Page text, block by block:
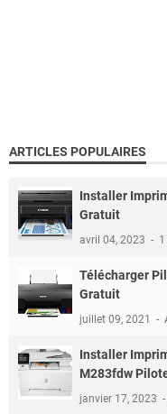
ARTICLES POPULAIRES
Installer
Gratuit
avril 04, 2023
Télécharger
Gratuit
juillet 09, 2021
Installer
M283fdw
janvier 17, 2023